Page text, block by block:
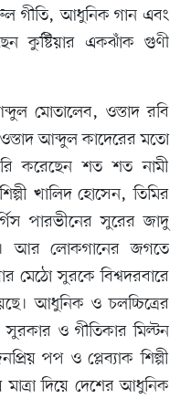
গীতি, আধুনিক গান এবং
কুষ্টিয়ার একঝাঁক গুণী
মোতালেব, ওস্তাদ রবি
ওস্তাদ আব্দুল কাদেরের মতো
করেছেন শত শত নামী
খালিদ হোসেন, তিমির
পারভীনের সুরের জাদু
আর লোকগানের জগতে
মেঠো সুরকে বিশ্বদরবারে
আধুনিক ও চলচ্চিত্রের
সুরকার ও গীতিকার মিল্টন
পপ ও প্লেব্যাক শিল্পী
দিয়ে দেশের আধুনিক